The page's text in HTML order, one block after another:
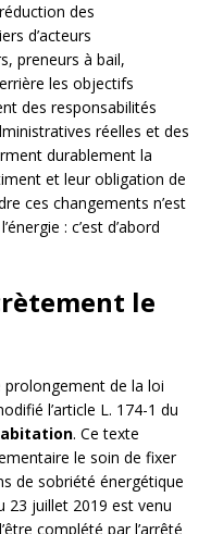
des
d’acteurs
preneurs à bail,
les objectifs
des responsabilités
réelles et des
durablement la
et leur obligation de
ces changements n’est
: c’est d’abord
le
prolongement de la loi
l’article L. 174-1 du
. Ce texte
le soin de fixer
de sobriété énergétique
23 juillet 2019 est venu
complété par l’arrêté